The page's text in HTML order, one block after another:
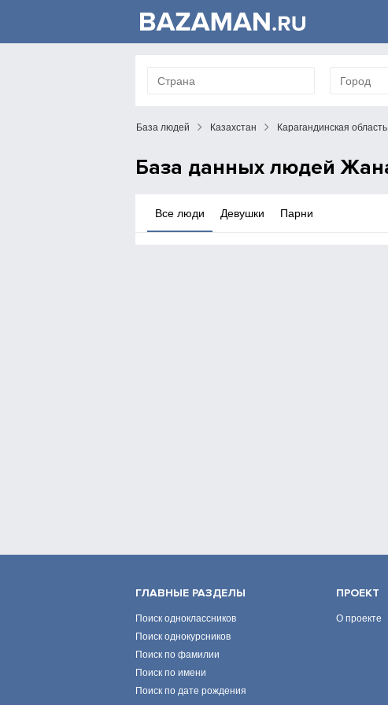
База людей Казахстан Карагандинская область
База данных людей
Парни
Девушки
Все люди
ГЛАВНЫЕ РАЗДЕЛЫ
Поиск одноклассников
Поиск однокурсников
Поиск по фамилии
Поиск по имени
Поиск по дате рождения
ПРОЕКТ
О проекте